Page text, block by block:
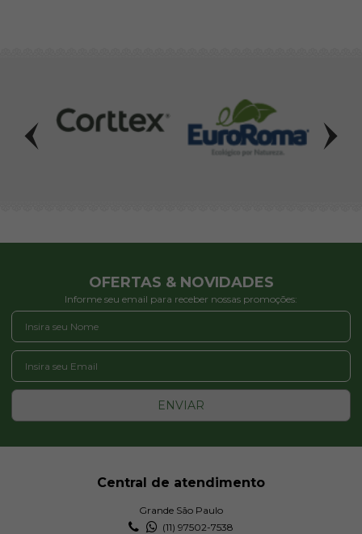
OFERTAS & NOVIDADES
Informe seu email para receber nossas promoções:
ENVIAR
Central de atendimento
Grande São Paulo
(11) 97502-7538